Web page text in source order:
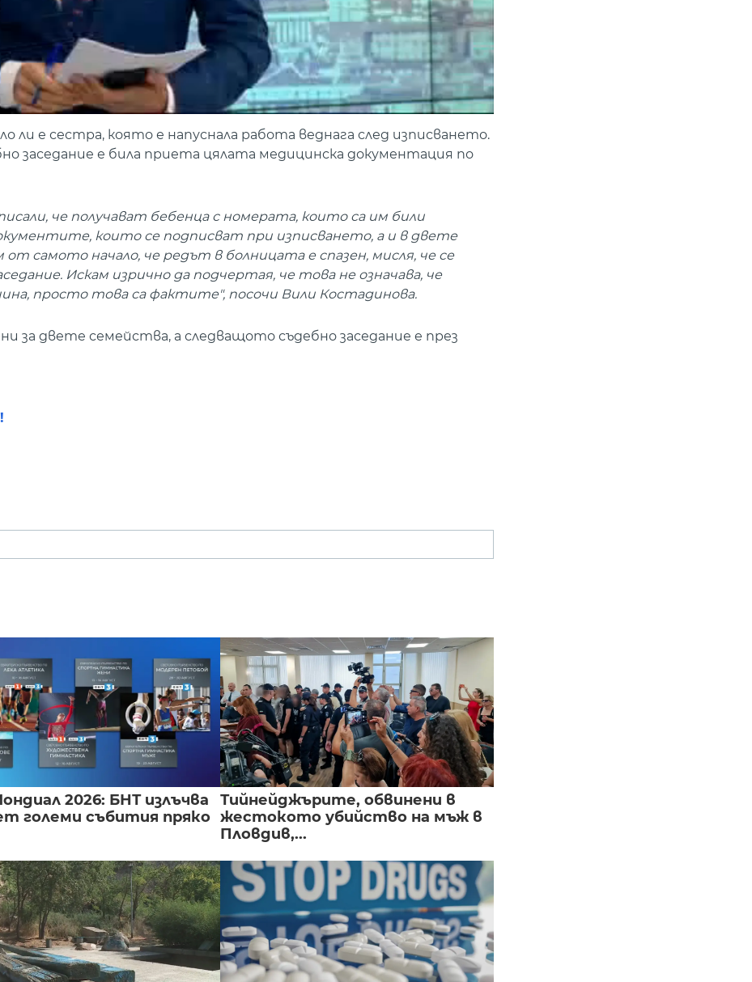
ли е сестра, която е напуснала работа веднага след изписването.
заседание е била приета цялата медицинска документация по
че получават бебенца с номерата, които са им били
които се подписват при изписването, а и в двете
самото начало, че редът в болницата е спазен, мисля, че се
Искам изрично да подчертая, че това не означава, че
просто това са фактите", посочи Вили Костадинова.
за двете семейства, а следващото съдебно заседание е през
2026: БНТ излъчва
големи събития пряко
Тийнейджърите, обвинени в
жестокото убийство на мъж в
Пловдив,...